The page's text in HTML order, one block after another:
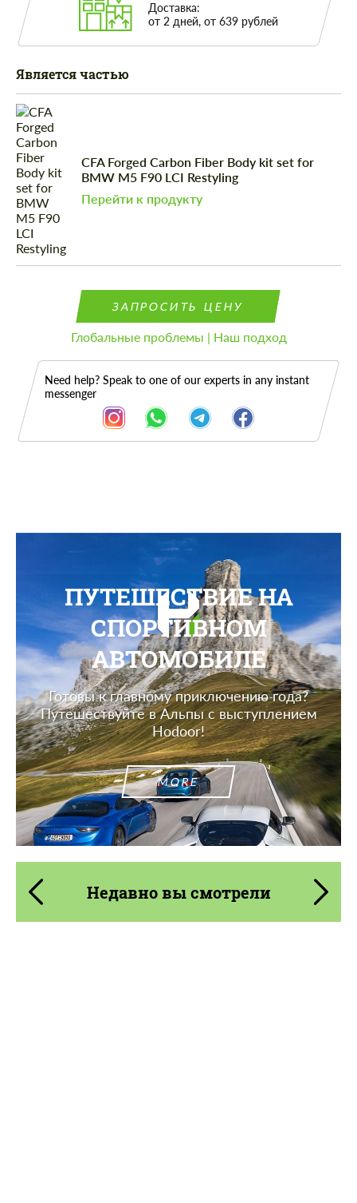
Доставка:
от 2 дней, от 639 рублей
Является частью
CFA Forged Carbon Fiber Body kit set for
BMW M5 F90 LCI Restyling
Перейти к продукту
ЗАПРОСИТЬ ЦЕНУ
Глобальные проблемы | Наш подход
Need help? Speak to one of our experts in any instant
messenger
ПУТЕШЕСТВИЕ НА
СПОРТИВНОМ
АВТОМОБИЛЕ
Готовы к главному приключению года?
Путешествуйте в Альпы с выступлением
Hodoor!
MORE
Недавно вы смотрели